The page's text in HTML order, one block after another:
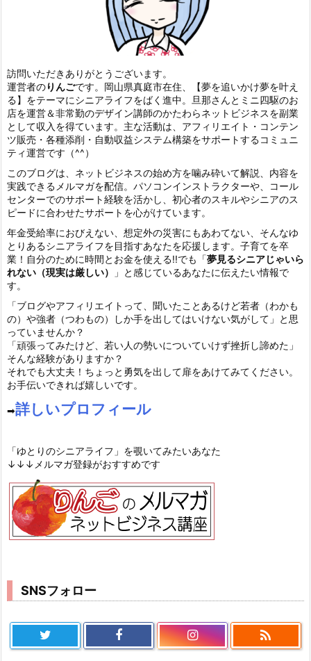
訪問いただきありがとうございます。
運営者のりんごです。岡山県真庭市在住、【夢を追いかけ夢を叶え
る】をテーマにシニアライフをばく進中。旦那さんとミニ四駆のお
店を運営＆非常勤のデザイン講師のかたわらネットビジネスを副業
として収入を得ています。 主な活動は、アフィリエイト・コンテン
ツ販売・各種添削・自動収益システム構築をサポートするコミュニ
ティ運営です（^^）
このブログは、ネットビジネスの始め方を噛み砕いて解説、内容を
実践できるメルマガを配信。パソコンインストラクターや、コール
センターでのサポート経験を活かし、初心者のスキルやシニアのス
ピードに合わせたサポートを心がけています。
年金受給率におびえない、想定外の災害にもあわてない、そんなゆ
とりあるシニアライフを目指すあなたを応援します。子育てを卒
業！自分のために時間とお金を使える!!でも「夢見るシニアじゃいら
れない（現実は厳しい）
」と感じているあなたに伝えたい情報で
す。
「ブログやアフィリエイトって、聞いたことあるけど若者（わかも
の）や強者（つわもの）しか手を出してはいけない気がして」と思
っていませんか？
「頑張ってみたけど、若い人の勢いについていけず挫折し諦めた」
そんな経験がありますか？
それでも大丈夫！ちょっと勇気を出して扉をあけてみてください。
お手伝いできれば嬉しいです。
➡︎詳しいプロフィール
「ゆとりのシニアライフ」を覗いてみたいあなた
↓↓↓メルマガ登録がおすすめです
SNSフォロー
